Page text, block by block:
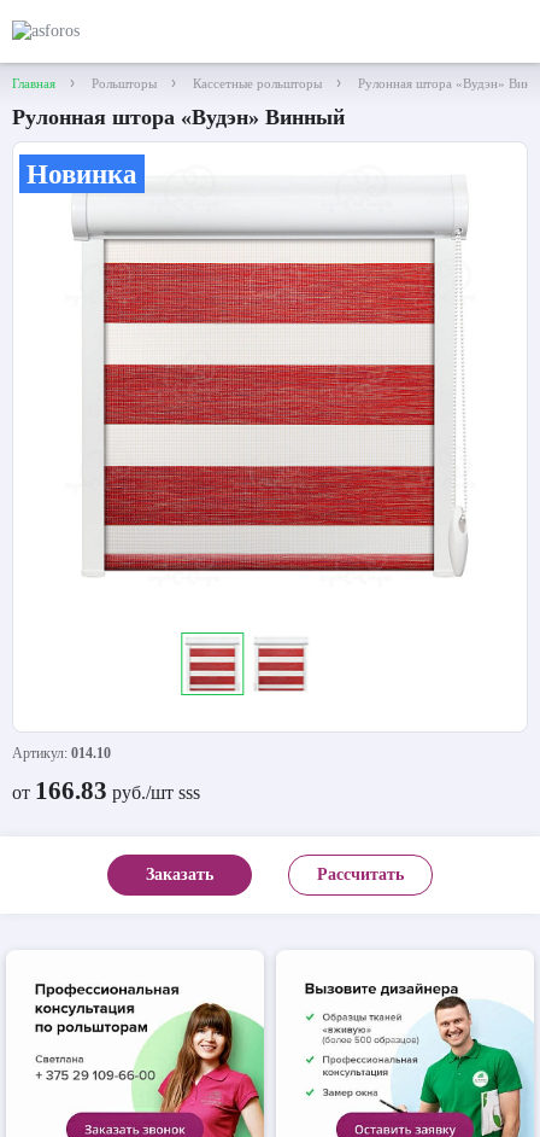
Главная Рольшторы Кассетные рольшторы Рулонная штора «Вудэн»
Рулонная штора «Вудэн» Винный
Новинка
Артикул: 014.10
от 166.83 руб./шт sss
Заказать Рассчитать